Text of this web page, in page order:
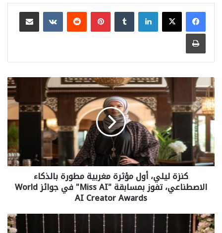
لينكدإن بينتيريست مشاركة عبر البريد
طباعة
كنزة ليلي، أول مؤثرة مغربية مطورة بالذكاء
الاصطناعي، تفوز بمسابقة "Miss AI" في جوائز World
AI Creator Awards